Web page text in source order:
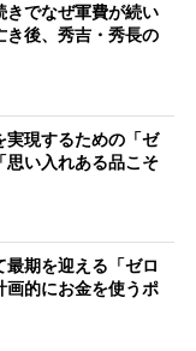
きでなぜ軍費が続い
後、秀吉・秀長の
実現するための「ゼ
い入れある品こそ
最期を迎える「ゼロ
画的にお金を使うポ